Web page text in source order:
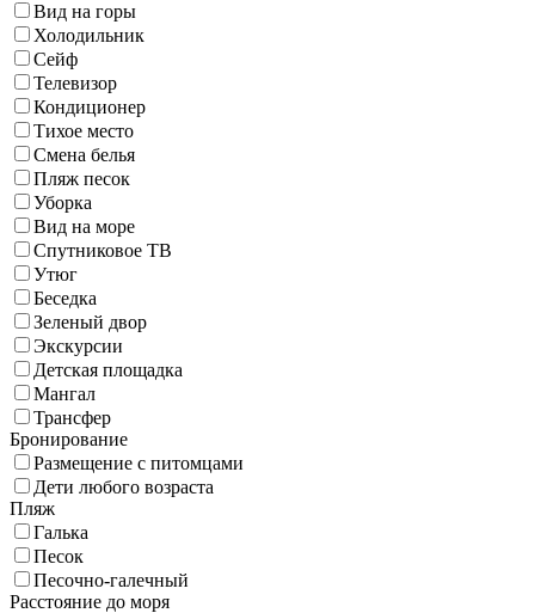
Вид на горы
Холодильник
Сейф
Телевизор
Кондиционер
Тихое место
Смена белья
Пляж песок
Уборка
Вид на море
Спутниковое ТВ
Утюг
Беседка
Зеленый двор
Экскурсии
Детская площадка
Мангал
Трансфер
Бронирование
Размещение с питомцами
Дети любого возраста
Пляж
Галька
Песок
Песочно-галечный
Расстояние до моря